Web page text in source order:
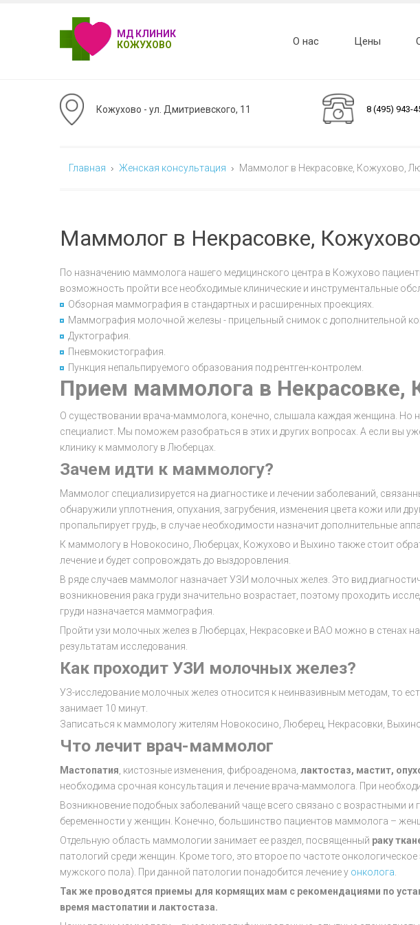
МД КЛИНИК
КОЖУХОВО
О нас Цены
Кожухово - ул. Дмитриевского, 11 8 (495) 943-
Главная Женская консультация Маммолог в Некрасовке, Кожухово,
Маммолог в Некрасовке,
По назначению маммолога нашего медицинского центра в Кожухово
возможность пройти все необходимые клинические и инструментальные
Обзорная маммография в стандартных и расширенных проекциях.
Маммография молочной железы - прицельный снимок с дополнительной
Дуктография.
Пневмокистография.
Пункция непальпируемого образования под рентген-контролем.
Прием маммолога в Некрасовке,
О существовании врача-маммолога, конечно, слышала каждая женщина. Но
специалист. Мы поможем разобраться в этих и других вопросах. А если вы
клинику к маммологу в Люберцах.
Зачем идти к маммологу?
Маммолог специализируется на диагностике и лечении заболеваний,
обнаружили уплотнения, опухания, загрубения, изменения цвета кожи или
пропальпирует грудь, в случае необходимости назначит дополнительные
К маммологу в Новокосино, Люберцах, Кожухово и Выхино также стоит
лечение и будет сопровождать до выздоровления.
В ряде случаев маммолог назначает УЗИ молочных желез. Это вид
возникновения рака груди значительно возрастает, поэтому проходить
груди назначается маммография.
Пройти узи молочных желез в Люберцах, Некрасовке и ВАО можно в стенах
результатам исследования.
Как проходит УЗИ молочных желез?
УЗ-исследование молочных желез относится к неинвазивным методам, то
занимает 10 минут.
Записаться к маммологу жителям Новокосино, Люберец, Некрасовки,
Что лечит врач-маммолог
Мастопатия , кистозные изменения, фиброаденома, лактостаз, мастит,
необходима срочная консультация и лечение врача-маммолога. При
Возникновение подобных заболеваний чаще всего связано с возрастными
беременности у женщин. Конечно, большинство пациентов маммолога –
Отдельную область маммологии занимает ее раздел, посвященный раку
патологий среди женщин. Кроме того, это второе по частоте
мужского пола). При данной патологии понадобится лечение у онколога
Так же проводятся приемы для кормящих мам с рекомендациями по
время мастопатии и лактостаза.